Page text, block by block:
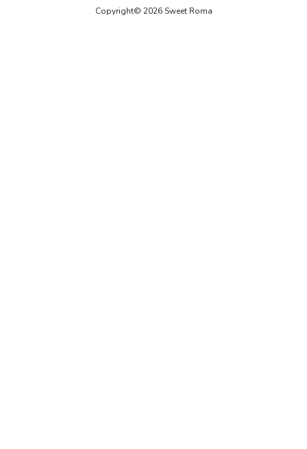
Copyright© 2026 Sweet Roma